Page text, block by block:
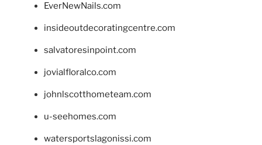
EverNewNails.com
insideoutdecoratingcentre.com
salvatoresinpoint.com
jovialfloralco.com
johnlscotthometeam.com
u-seehomes.com
watersportslagonissi.com